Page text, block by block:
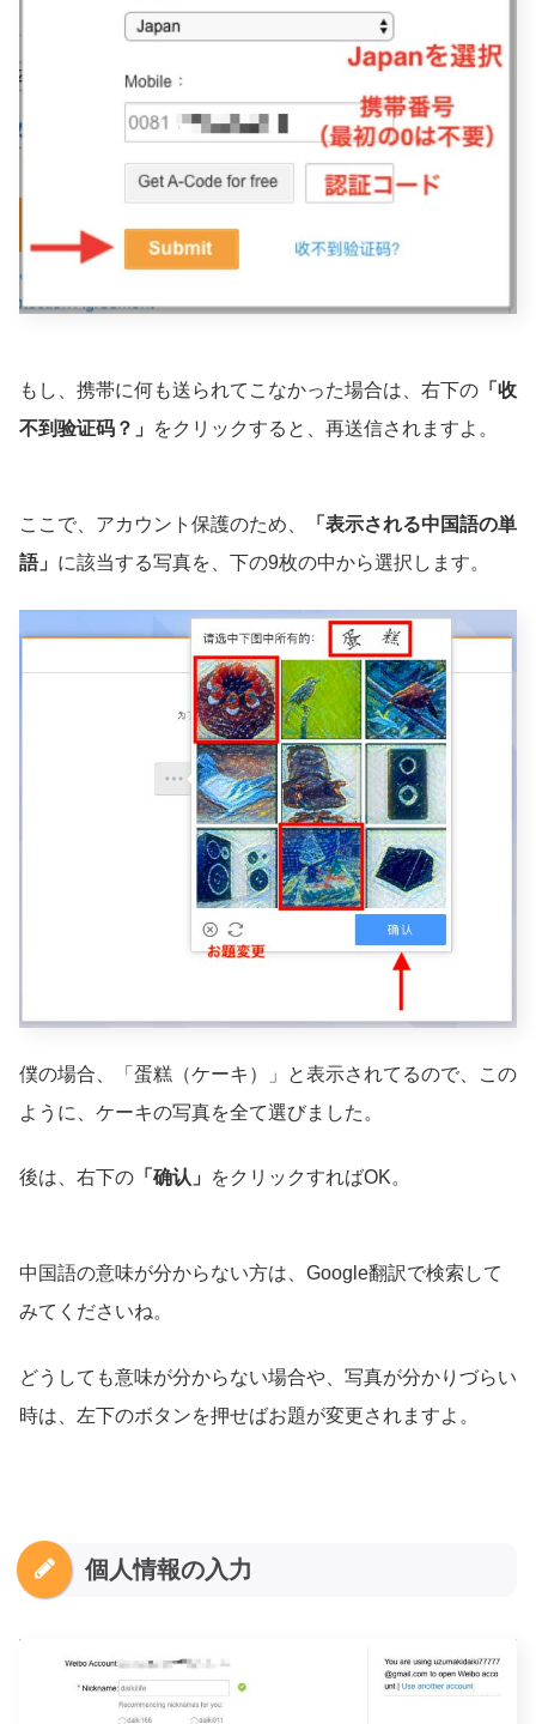
もし、携帯に何も送られてこなかった場合は、右下の 「收
不到验证码？」
をクリックすると、再送信されますよ。
ここで、アカウント保護のため、
「表示される中国語の単
語」 に該当する写真を、下の9枚の中から選択します。
僕の場合、「蛋糕（ケーキ）」と表示されてるので、この
ように、ケーキの写真を全て選びました。
後は、右下の 「确认」 をクリックすればOK。
中国語の意味が分からない方は、Google翻訳で検索して
みてくださいね。
どうしても意味が分からない場合や、写真が分かりづらい
時は、左下のボタンを押せばお題が変更されますよ。
個人情報の入力